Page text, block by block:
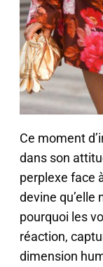
Ce moment
dans son
perplexe face
devine qu’elle
pourquoi les
réaction,
dimension